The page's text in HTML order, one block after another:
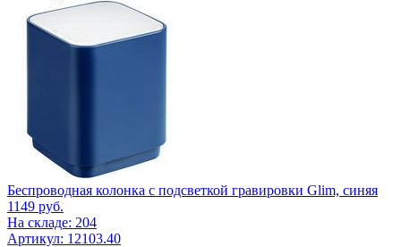
Беспроводная колонка с подсветкой гравировки Glim, синяя
1149 руб.
На складе: 204
Артикул: 12103.40